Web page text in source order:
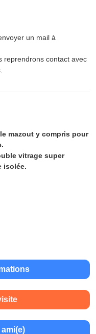
un mail à
reprendrons contact avec
mazout y compris pour
vitrage super
isolée.